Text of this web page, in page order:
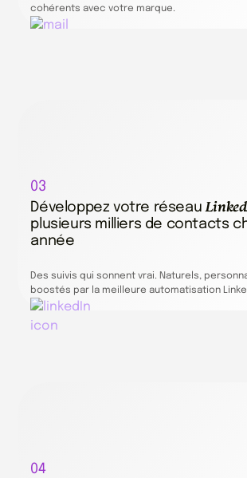
cohérents avec votre marque.
03
Développez votre réseau
plusieurs milliers de contacts
année
Des suivis qui sonnent vrai. Naturels,
boostés par la meilleure automatisation
04